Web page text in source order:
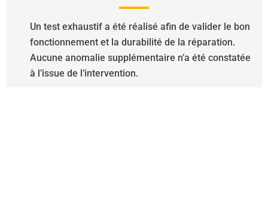
Un test exhaustif a été réalisé afin de valider le bon
fonctionnement et la durabilité de la réparation.
Aucune anomalie supplémentaire n’a été constatée
à l’issue de l’intervention.